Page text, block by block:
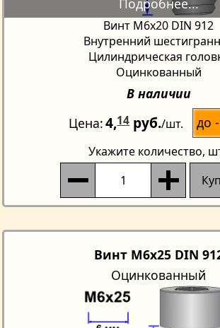
Винт М6х20 DIN 912
Внутренний
Цилиндрическая
Оцинкованный
В наличии
Цена 4,14руб./шт. до
Укажите количество,
Винт M6x25 DIN
Оцинкованный